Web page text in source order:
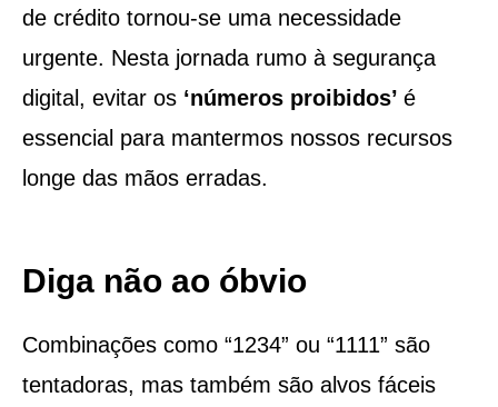
de crédito tornou-se uma necessidade
urgente. Nesta jornada rumo à segurança
digital, evitar os ‘números proibidos’ é
essencial para mantermos nossos recursos
longe das mãos erradas.
Diga não ao óbvio
Combinações como “1234” ou “1111” são
tentadoras, mas também são alvos fáceis